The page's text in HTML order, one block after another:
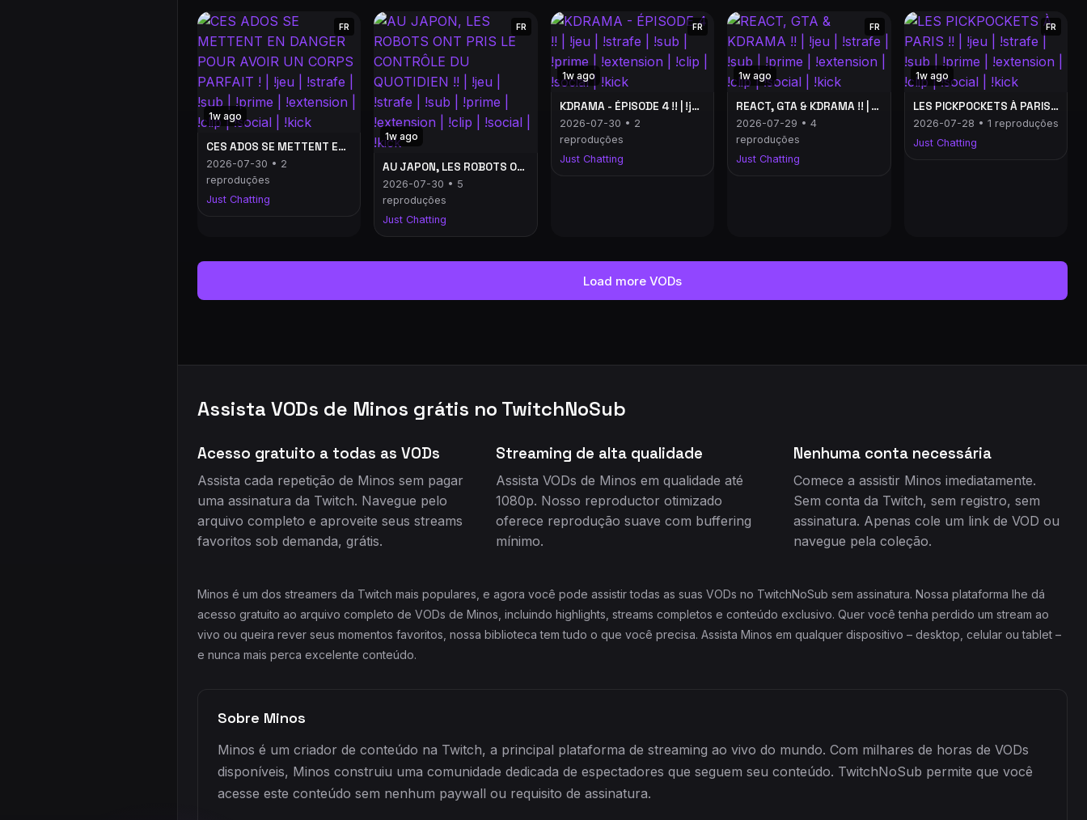
1w ago
FR
CES ADOS SE METTENT EN DANGER POUR AVOIR UN CORPS PARFAIT ! | !jeu | !strafe | !sub | !prime | !extension | !clip | !social | !kick
2026-07-30 • 2
reproduções
Just Chatting
1w ago
FR
AU JAPON, LES ROBOTS ONT PRIS LE CONTRÔLE DU QUOTIDIEN !! | !jeu | !strafe | !sub | !prime | !extension | !clip | !social | !kick
2026-07-30 • 5
reproduções
Just Chatting
1w ago
FR
KDRAMA - ÉPISODE 4 !! | !jeu | !strafe | !sub | !prime | !extension | !clip | !social | !kick
2026-07-30 • 2
reproduções
Just Chatting
1w ago
FR
REACT, GTA & KDRAMA !! | !jeu | !strafe | !sub | !prime | !extension | !clip | !social | !kick
2026-07-29 • 4
reproduções
Just Chatting
1w ago
FR
LES PICKPOCKETS À PARIS !! | !jeu | !strafe | !sub | !prime | !extension | !clip | !social | !kick
2026-07-28 • 1 reproduções
Just Chatting
Load more VODs
Assista VODs de Minos grátis no TwitchNoSub
Acesso gratuito a todas as VODs
Assista cada repetição de Minos sem pagar
uma assinatura da Twitch. Navegue pelo
arquivo completo e aproveite seus streams
favoritos sob demanda, grátis.
Streaming de alta qualidade
Assista VODs de Minos em qualidade até
1080p. Nosso reproductor otimizado
oferece reprodução suave com buffering
mínimo.
Nenhuma conta necessária
Comece a assistir Minos imediatamente.
Sem conta da Twitch, sem registro, sem
assinatura. Apenas cole um link de VOD ou
navegue pela coleção.
Minos é um dos streamers da Twitch mais populares, e agora você pode assistir todas as suas VODs no TwitchNoSub sem assinatura. Nossa plataforma lhe dá
acesso gratuito ao arquivo completo de VODs de Minos, incluindo highlights, streams completos e conteúdo exclusivo. Quer você tenha perdido um stream ao
vivo ou queira rever seus momentos favoritos, nossa biblioteca tem tudo o que você precisa. Assista Minos em qualquer dispositivo – desktop, celular ou tablet –
e nunca mais perca excelente conteúdo.
Sobre Minos
Minos é um criador de conteúdo na Twitch, a principal plataforma de streaming ao vivo do mundo. Com milhares de horas de VODs
disponíveis, Minos construiu uma comunidade dedicada de espectadores que seguem seu conteúdo. TwitchNoSub permite que você
acesse este conteúdo sem nenhum paywall ou requisito de assinatura.